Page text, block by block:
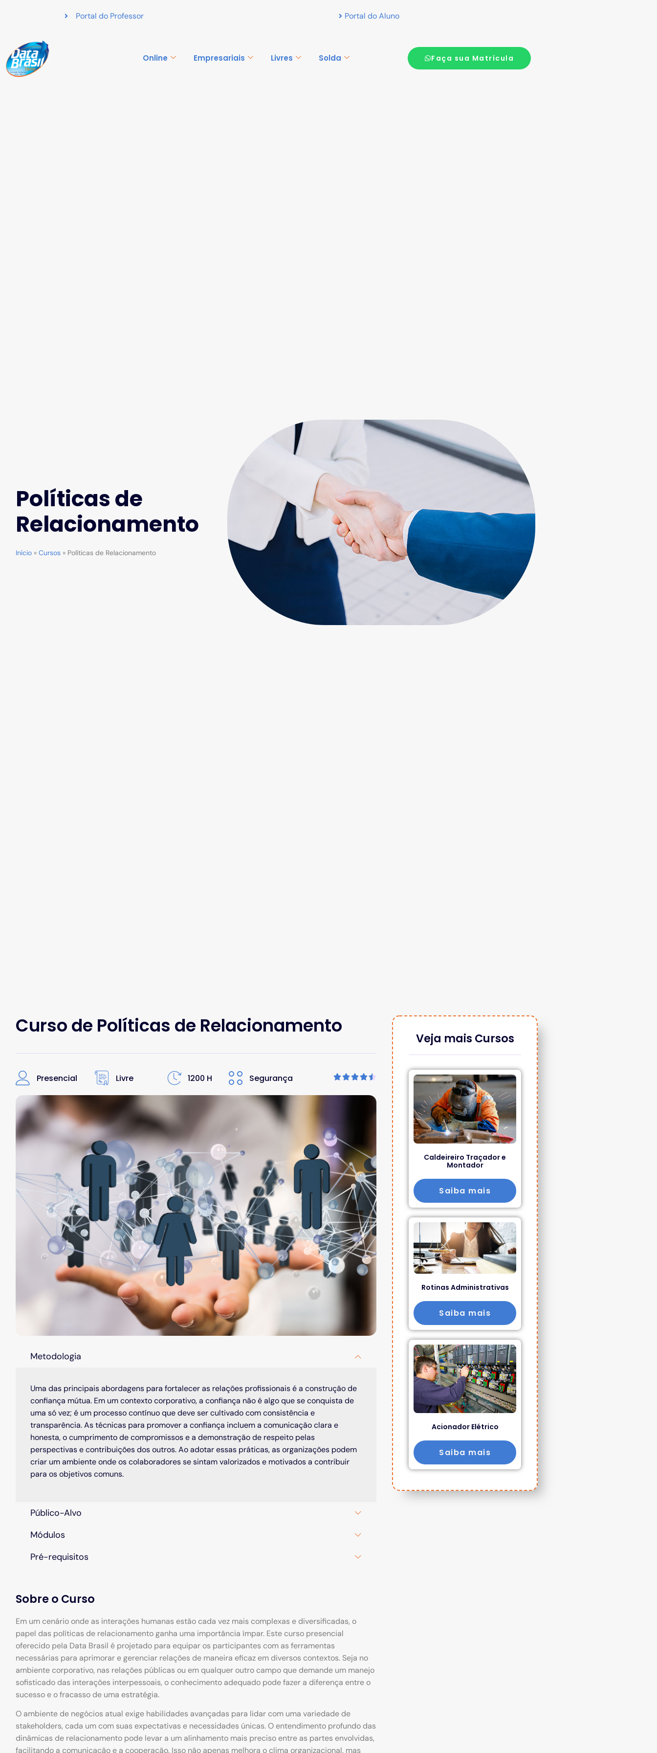
Portal do Professor Portal do Aluno
Online Empresariais Livres Solda Faça sua Matrícula
Políticas de
Relacionamento
Início » Cursos » Políticas de Relacionamento
Curso de Políticas de Relacionamento
Presencial Livre 1200 H Segurança 
Metodologia
Uma das principais abordagens para fortalecer as relações profissionais é a construção de
confiança mútua. Em um contexto corporativo, a confiança não é algo que se conquista de
uma só vez; é um processo contínuo que deve ser cultivado com consistência e
transparência. As técnicas para promover a confiança incluem a comunicação clara e
honesta, o cumprimento de compromissos e a demonstração de respeito pelas
perspectivas e contribuições dos outros. Ao adotar essas práticas, as organizações podem
criar um ambiente onde os colaboradores se sintam valorizados e motivados a contribuir
para os objetivos comuns.
Público-Alvo
Módulos
Pré-requisitos
Sobre o Curso
Em um cenário onde as interações humanas estão cada vez mais complexas e diversificadas, o
papel das políticas de relacionamento ganha uma importância ímpar. Este curso presencial
oferecido pela Data Brasil é projetado para equipar os participantes com as ferramentas
necessárias para aprimorar e gerenciar relações de maneira eficaz em diversos contextos. Seja no
ambiente corporativo, nas relações públicas ou em qualquer outro campo que demande um manejo
sofisticado das interações interpessoais, o conhecimento adequado pode fazer a diferença entre o
sucesso e o fracasso de uma estratégia.
O ambiente de negócios atual exige habilidades avançadas para lidar com uma variedade de
stakeholders, cada um com suas expectativas e necessidades únicas. O entendimento profundo das
dinâmicas de relacionamento pode levar a um alinhamento mais preciso entre as partes envolvidas,
facilitando a comunicação e a cooperação. Isso não apenas melhora o clima organizacional, mas
Veja mais Cursos
Caldeireiro Traçador e
Montador
Saiba mais
Rotinas Administrativas
Saiba mais
Acionador Elétrico
Saiba mais